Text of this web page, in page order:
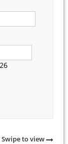
Swipe to view